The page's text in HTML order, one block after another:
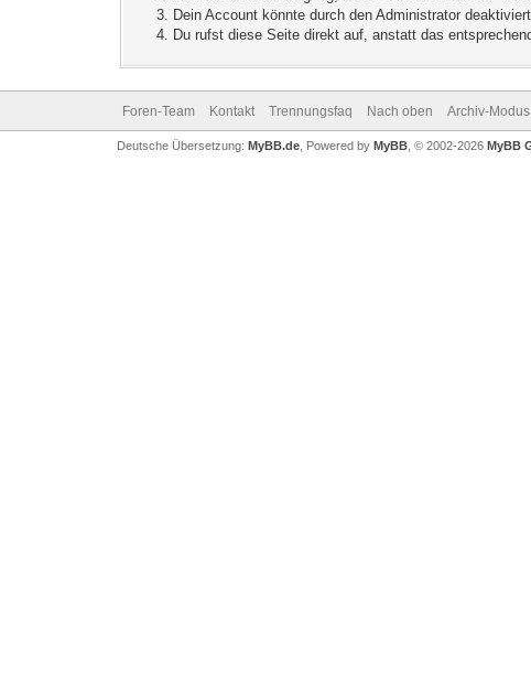
Dein Account könnte durch den Administrator
Du rufst diese Seite direkt auf, anstatt das
Foren-Team Kontakt Trennungsfaq Nach oben Archiv-Modus
Deutsche Übersetzung: MyBB.de, Powered by MyBB, © 2002-2026 MyBB